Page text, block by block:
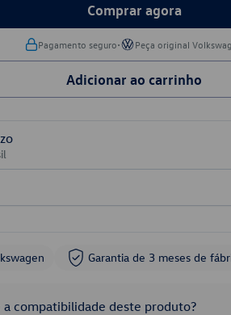
Comprar agora
Pagamento seguro• Peça original
Adicionar ao carrinho
Garantia de 3 meses de
a compatibilidade deste produto?